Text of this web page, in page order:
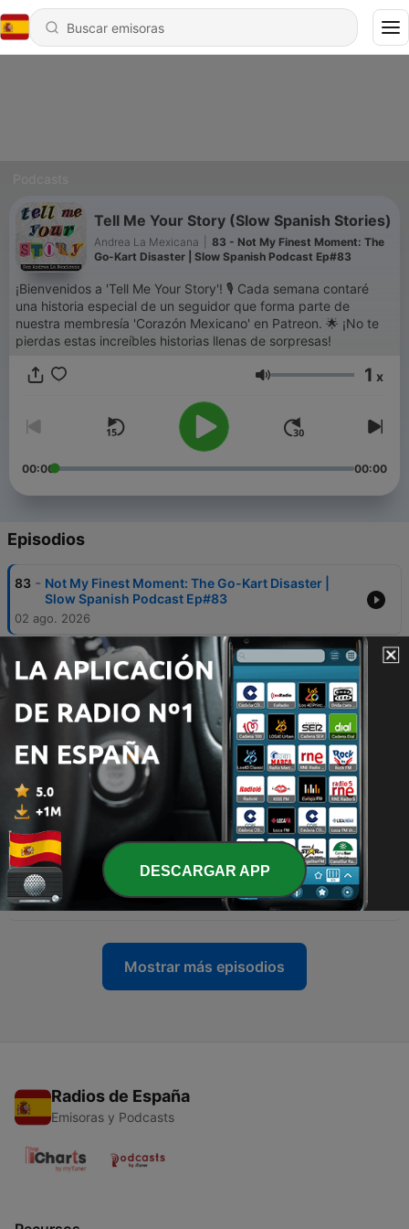
Tell Me Your Story (Slow Spanish Stories)
Andrea La Mexicana
83 - Not My Finest Moment: The
Go-Kart Disaster | Slow Spanish Podcast Ep#83
¡Bienvenidos a 'Tell Me Your Story'! 🎙️ Cada semana contaré
una historia especial de un seguidor que forma parte de
nuestra membresía 'Corazón Mexicano' en Patreon. 🌟 ¡No te
pierdas estas increíbles historias llenas de sorpresas!
Volumen 1 x
00:00 00:00
Episodios
83 - Not My Finest Moment: The Go-Kart Disaster |
Slow Spanish Podcast Ep#83
02 ago. 2026
When Life Feels Completely Grey | Slow Spanish
Podcast Ep#82
81 - My Biggest Fear When Learning a New Language |
Slow Spanish Podcast Ep#81
19 jul. 2026
80 - How Spanish Brought Us Together: Our
Immersion Trip | Slow Spanish Podcast Ep#80
12 jul. 2026
79 - I Was Chased by Swans! | Slow Spanish Podcast
Ep#79
05 jul. 2026
Mostrar más episodios
Radios de España
Emisoras y Podcasts
DESCARGAR APP